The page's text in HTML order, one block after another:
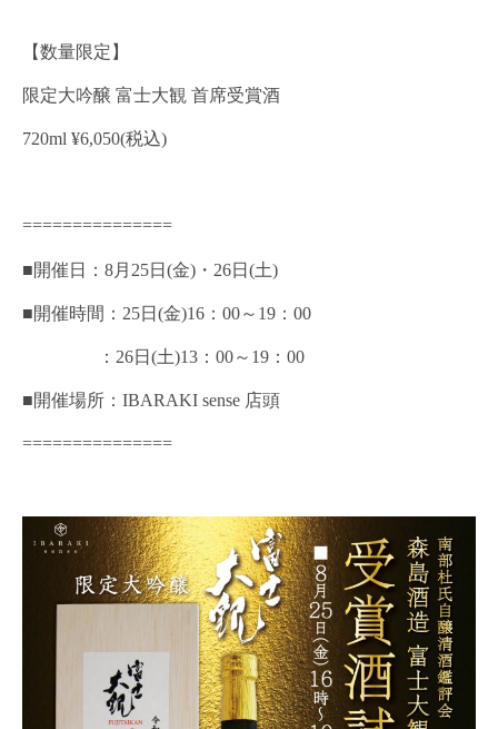
【数量限定】
限定大吟醸 富士大観 首席受賞酒
720ml ¥6,050(税込)
===============
■開催日： 8月 25日 (金) ・ 26日 (土)
■開催時間： 25日 (金)16 ： 00～ 19 ： 00
： 26日 (土)13 ： 00～ 19 ： 00
■開催場所： IBARAKI sense 店頭
===============